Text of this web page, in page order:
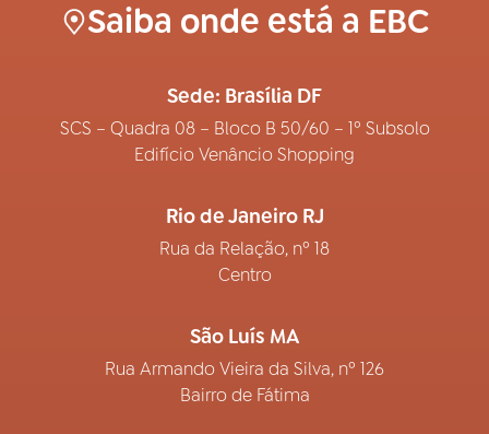
Saiba onde está a EBC
Sede: Brasília DF
SCS – Quadra 08 – Bloco B 50/60 – 1º Subsolo
Edifício Venâncio Shopping
Rio de Janeiro RJ
Rua da Relação, nº 18
Centro
São Luís MA
Rua Armando Vieira da Silva, nº 126
Bairro de Fátima